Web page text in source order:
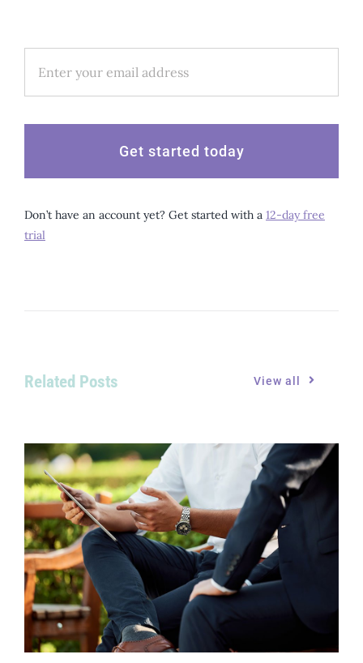
Get started today
Don’t have an account yet? Get started with a 12-day free
trial
Related Posts View all